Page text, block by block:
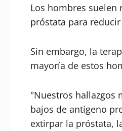
Los hombres
próstata para
Sin embargo, la
mayoría de estos
"Nuestros hallazgos
bajos de antígeno
extirpar la próstata,